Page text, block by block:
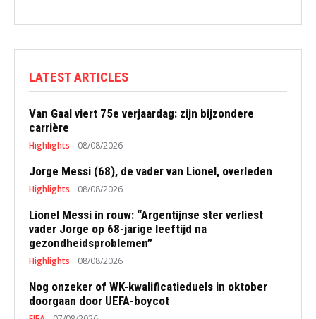
LATEST ARTICLES
Van Gaal viert 75e verjaardag: zijn bijzondere
carrière
Highlights 08/08/2026
Jorge Messi (68), de vader van Lionel, overleden
Highlights 08/08/2026
Lionel Messi in rouw: “Argentijnse ster verliest
vader Jorge op 68-jarige leeftijd na
gezondheidsproblemen”
Highlights 08/08/2026
Nog onzeker of WK-kwalificatieduels in oktober
doorgaan door UEFA-boycot